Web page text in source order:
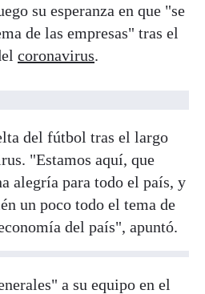
su esperanza en que "se
de las empresas" tras el
coronavirus.
del fútbol tras el largo
"Estamos aquí, que
alegría para todo el país, y
un poco todo el tema de
del país", apuntó.
a su equipo en el